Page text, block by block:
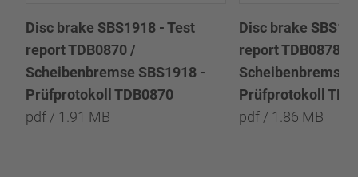
Disc brake SBS1918 - Test
report TDB0870 /
Scheibenbremse SBS1918 -
Prüfprotokoll TDB0870
pdf / 1.91 MB
Disc brake
report TDB0878 /
Scheibenbremse
Prüfprotokoll
pdf / 1.86 MB